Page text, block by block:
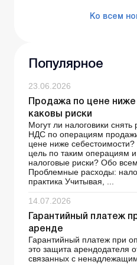
Ко всем
Популярное
23.06.2026
Продажа по цене
каковы риски
Могут ли налоговики
НДС по операциям продажи
цене ниже себестоимости?
цель по таким операциям
налоговые риски? Обо
Проблемные расходы:
практика Учитывая, ...
14.07.2026
Гарантийный платеж
аренде
Гарантийный платеж при
это защита арендодателя
связанных с